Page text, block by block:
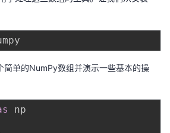
简单的NumPy数组并演示一些基本的操
np